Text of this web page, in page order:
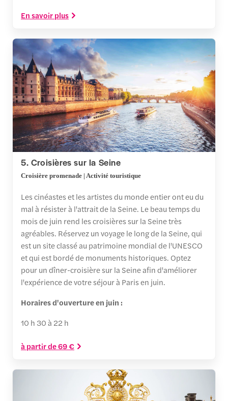
En savoir plus
5. Croisières sur la Seine
Croisière promenade | Activité touristique
Les cinéastes et les artistes du monde entier ont eu du
mal à résister à l'attrait de la Seine. Le beau temps du
mois de juin rend les croisières sur la Seine très
agréables. Réservez un voyage le long de la Seine, qui
est un site classé au patrimoine mondial de l'UNESCO
et qui est bordé de monuments historiques. Optez
pour un dîner-croisière sur la Seine afin d'améliorer
l'expérience de votre séjour à Paris en juin.
Horaires d'ouverture en juin :
10 h 30 à 22 h
à partir de 69 €